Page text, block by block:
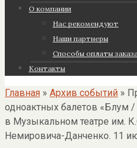
О компании
Нас рекомендуют
Наши партнеры
Cпособы оплаты
Контакты
Главная » Архив событий »
одноактных балетов «Блум
в Музыкальном театре им.
Немировича-Данченко. 11